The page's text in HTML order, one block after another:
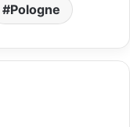
Pologne